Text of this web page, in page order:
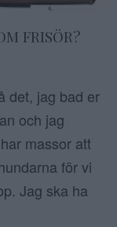
FRISÖR?
det, jag bad er
och jag
massor att
för vi
Jag ska ha